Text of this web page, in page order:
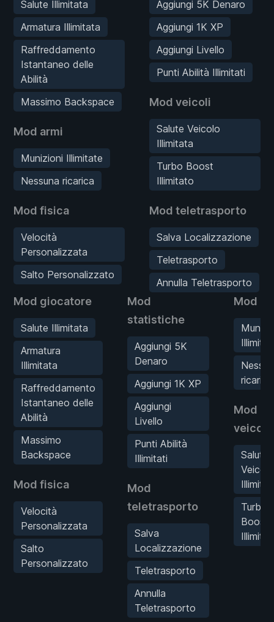
Salute Illimitata
Armatura Illimitata
Raffreddamento
Istantaneo delle
Abilità
Massimo Backspace
Mod armi
Munizioni Illimitate
Nessuna ricarica
Mod fisica
Velocità
Personalizzata
Salto Personalizzato
Aggiungi 5K Denaro
Aggiungi 1K XP
Aggiungi Livello
Punti Abilità Illimitati
Mod veicoli
Salute Veicolo
Illimitata
Turbo Boost
Illimitato
Mod teletrasporto
Salva Localizzazione
Teletrasporto
Annulla Teletrasporto
Mod giocatore
Salute Illimitata
Armatura
Illimitata
Raffreddamento
Istantaneo delle
Abilità
Massimo
Backspace
Mod fisica
Velocità
Personalizzata
Salto
Personalizzato
Mod
statistiche
Aggiungi 5K
Denaro
Aggiungi 1K XP
Aggiungi
Livello
Punti Abilità
Illimitati
Mod
teletrasporto
Salva
Localizzazione
Teletrasporto
Annulla
Teletrasporto
Mod
ricarica
Mod
veicoli
Salute
Veicolo
Turbo
Boost